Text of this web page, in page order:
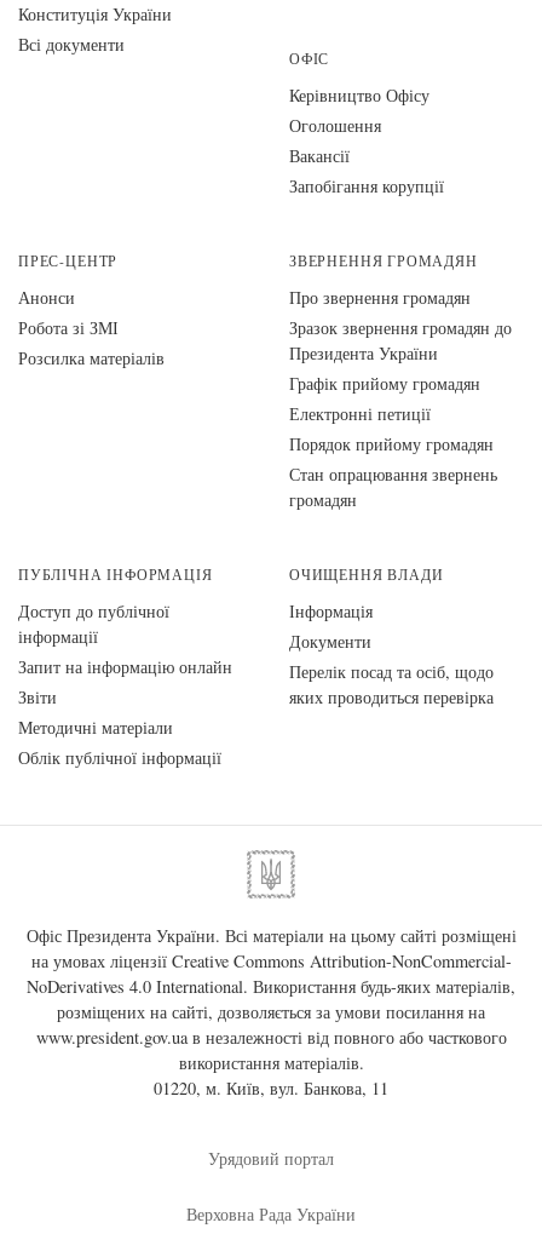
Конституція України
Всі документи
ОФІС
Керівництво Офісу
Оголошення
Вакансії
Запобігання корупції
ПРЕС-ЦЕНТР
Анонси
Робота зі ЗМІ
Розсилка матеріалів
ЗВЕРНЕННЯ ГРОМАДЯН
Про звернення громадян
Зразок звернення громадян до
Президента України
Графік прийому громадян
Електронні петиції
Порядок прийому громадян
Стан опрацювання звернень
громадян
ПУБЛІЧНА ІНФОРМАЦІЯ
Доступ до публічної
інформації
Запит на інформацію онлайн
Звіти
Методичні матеріали
Облік публічної інформації
ОЧИЩЕННЯ ВЛАДИ
Інформація
Документи
Перелік посад та осіб, щодо
яких проводиться перевірка
Офіс Президента України. Всі матеріали на цьому сайті розміщені
на умовах ліцензії Creative Commons Attribution-NonCommercial-
NoDerivatives 4.0 International. Використання будь-яких матеріалів,
розміщених на сайті, дозволяється за умови посилання на
www.president.gov.uaв незалежності від повного або часткового
використання матеріалів.
01220, м. Київ, вул. Банкова, 11
Урядовий портал
Верховна Рада України